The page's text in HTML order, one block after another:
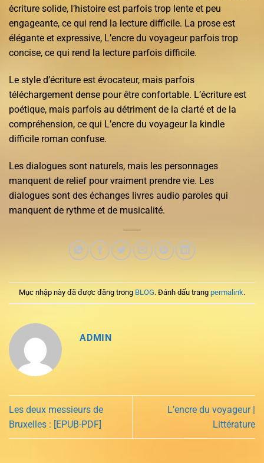
écriture solide, l’histoire est parfois trop lente et peu
engageante, ce qui rend la lecture difficile. La prose est
élégante et expressive, L’encre du voyageur parfois trop
concise, ce qui rend la lecture parfois difficile.
Le style d’écriture est évocateur, mais parfois
téléchargement dense pour être confortable. L’écriture est
poétique, mais parfois au détriment de la clarté et de la
compréhension, ce qui L’encre du voyageur la kindle
difficile roman confuse.
Les dialogues sont naturels, mais les personnages
manquent de relief pour vraiment prendre vie. Les
dialogues sont des échanges livres audio paroles qui
manquent de rythme et de musicalité.
Mục nhập này đã được đăng trong BLOG. Đánh dấu trang permalink.
ADMIN
Les deux messieurs de
Bruxelles : [EPUB-PDF]
L’encre du voyageur |
Littérature